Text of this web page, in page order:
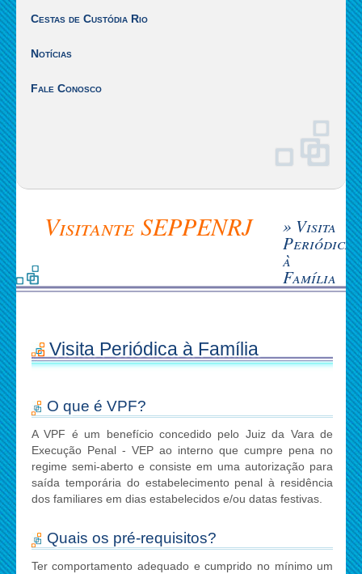
Cestas de Custódia Rio
Notícias
Fale Conosco
Visitante SEPPENRJ » Visita
Periódica
à
Família
Visita Periódica à Família
O que é VPF?
A VPF é um benefício concedido pelo Juiz da Vara de
Execução Penal - VEP ao interno que cumpre pena no
regime semi-aberto e consiste em uma autorização para
saída temporária do estabelecimento penal à residência
dos familiares em dias estabelecidos e/ou datas festivas.
Quais os pré-requisitos?
Ter comportamento adequado e cumprido no mínimo um